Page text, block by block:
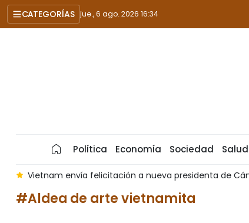
CATEGORÍAS jue., 6 ago. 2026 16:34
Política Economía Sociedad
felicitación a nueva presidenta de Cámara Baja de
#Aldea de arte vietnamita